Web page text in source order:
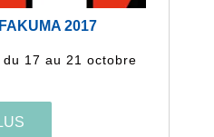
2017
17 au 21 octobre